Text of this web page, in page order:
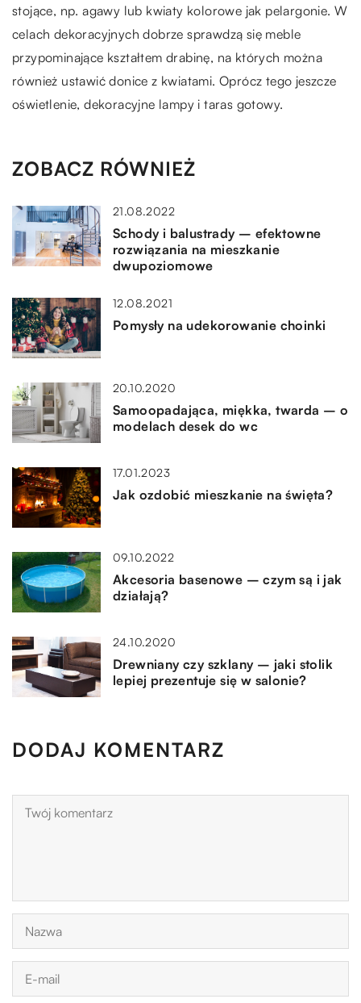
stojące, np. agawy lub kwiaty kolorowe jak pelargonie. W
celach dekoracyjnych dobrze sprawdzą się meble
przypominające kształtem drabinę, na których można
również ustawić donice z kwiatami. Oprócz tego jeszcze
oświetlenie, dekoracyjne lampy i taras gotowy.
ZOBACZ RÓWNIEŻ
21.08.2022
Schody i balustrady – efektowne
rozwiązania na mieszkanie
dwupoziomowe
12.08.2021
Pomysły na udekorowanie choinki
20.10.2020
Samoopadająca, miękka, twarda – o
modelach desek do wc
17.01.2023
Jak ozdobić mieszkanie na święta?
09.10.2022
Akcesoria basenowe – czym są i jak
działają?
24.10.2020
Drewniany czy szklany – jaki stolik
lepiej prezentuje się w salonie?
DODAJ KOMENTARZ